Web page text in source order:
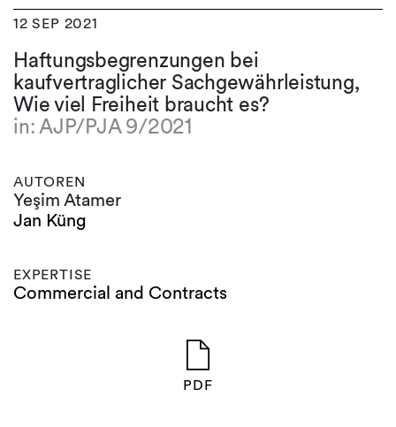
12 SEP 2021
Haftungsbegrenzungen bei
kaufvertraglicher Sachgewährleistung,
Wie viel Freiheit braucht es?
in: AJP/PJA 9/2021
AUTOREN
Yeşim Atamer
Jan Küng
EXPERTISE
Commercial and Contracts
PDF